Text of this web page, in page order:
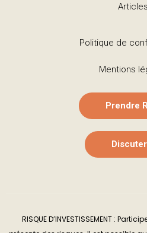
Articles
Politique de
Mentions
Prendre
Discuter
RISQUE D’INVESTISSEMENT :